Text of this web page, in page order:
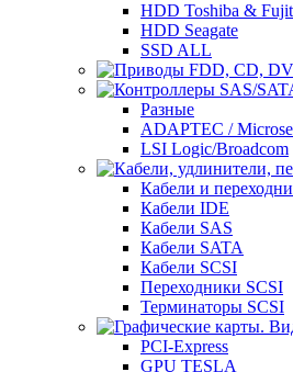
HDD Toshiba &
HDD Seagate
SSD ALL
Разные
ADAPTEC /
LSI Logic/Broadcom
Кабели и
Кабели IDE
Кабели SAS
Кабели SATA
Кабели SCSI
Переходники SCSI
Терминаторы SCSI
PCI-Express
GPU TESLA